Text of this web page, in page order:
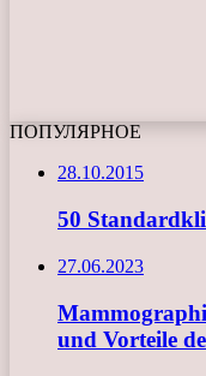
ПОПУЛЯРНОЕ
28.10.2015
50
27.06.2023
und Vorteile